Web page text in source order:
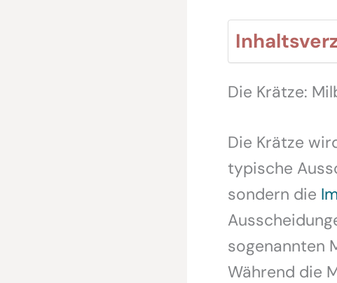
Die Krätze:
Die Krätze
typische
sondern die
sogenannten
Während die